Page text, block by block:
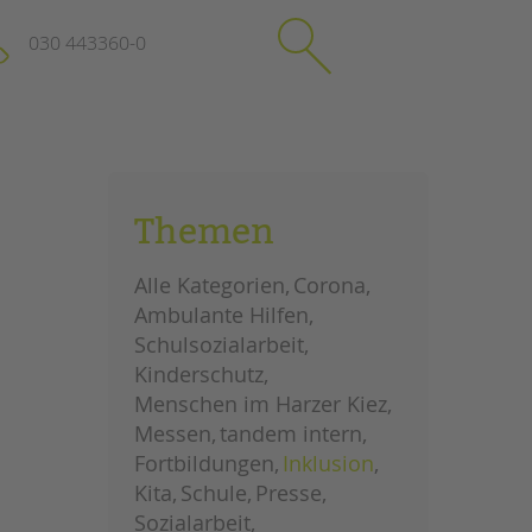
Impressum
Datenschutz
Hinweisgebersystem
Intranet
schließen
030 443360-0
SuchenThemen
Alle Kategorien Corona
Ambulante Hilfen
Schulsozialarbeit
Kinderschutz
Menschen im Harzer Kiez
Messen tandem intern
Fortbildungen Inklusion
Kita Schule Presse
Sozialarbeit